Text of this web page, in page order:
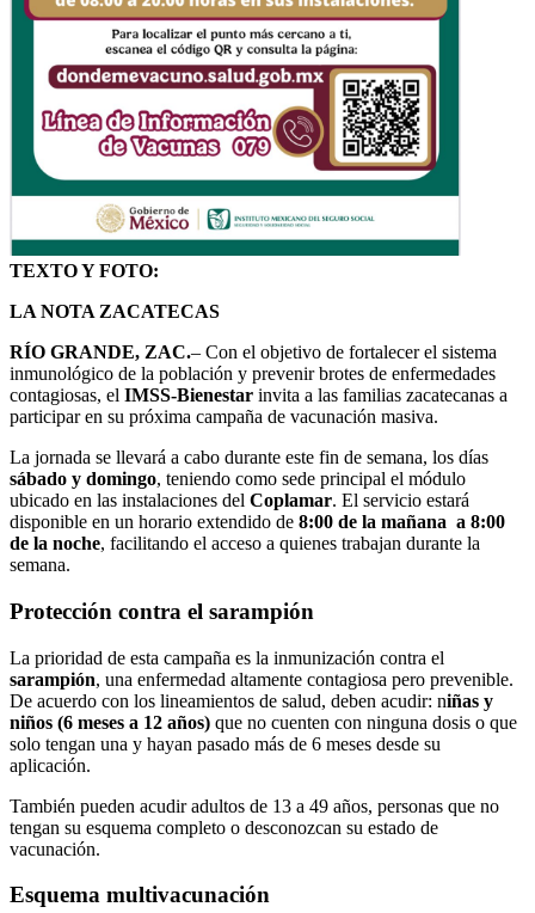
TEXTO Y FOTO:
LA NOTA ZACATECAS
RÍO GRANDE, ZAC.– Con el objetivo de fortalecer el sistema
inmunológico de la población y prevenir brotes de enfermedades
contagiosas, el IMSS-Bienestar invita a las familias zacatecanas a
participar en su próxima campaña de vacunación masiva.
La jornada se llevará a cabo durante este fin de semana, los días
sábado y domingo, teniendo como sede principal el módulo
ubicado en las instalaciones del Coplamar. El servicio estará
disponible en un horario extendido de 8:00 de la mañana a 8:00
de la noche, facilitando el acceso a quienes trabajan durante la
semana.
Protección contra el sarampión
La prioridad de esta campaña es la inmunización contra el
sarampión, una enfermedad altamente contagiosa pero prevenible.
De acuerdo con los lineamientos de salud, deben acudir: niñas y
niños (6 meses a 12 años) que no cuenten con ninguna dosis o que
solo tengan una y hayan pasado más de 6 meses desde su
aplicación.
También pueden acudir adultos de 13 a 49 años, personas que no
tengan su esquema completo o desconozcan su estado de
vacunación.
Esquema multivacunación